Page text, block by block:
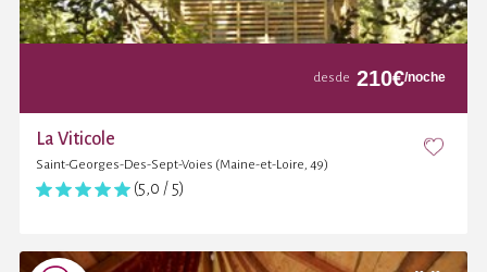
desde 210€/noche
La Viticole
Saint-Georges-Des-Sept-Voies (Maine-et-Loire, 49)
(5,0 / 5)